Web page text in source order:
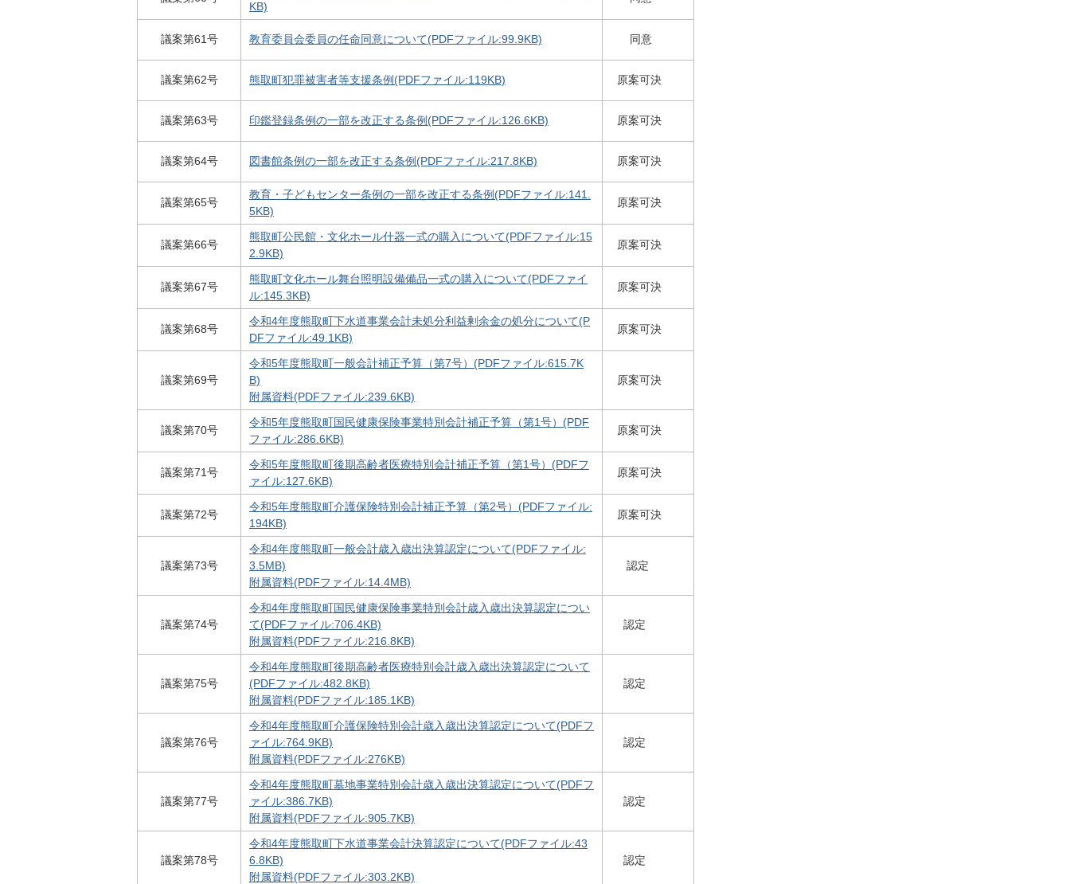
KB)
議案第61号 教育委員会委員の任命同意について(PDFファイル:99.9KB) 同意
議案第62号 熊取町犯罪被害者等支援条例(PDFファイル:119KB) 原案可決
議案第63号 印鑑登録条例の一部を改正する条例(PDFファイル:126.6KB) 原案可決
議案第64号 図書館条例の一部を改正する条例(PDFファイル:217.8KB) 原案可決
議案第65号
教育・子どもセンター条例の一部を改正する条例(PDFファイル:141.
5KB)
原案可決
議案第66号
熊取町公民館・文化ホール什器一式の購入について(PDFファイル:15
2.9KB)
原案可決
議案第67号
熊取町文化ホール舞台照明設備備品一式の購入について(PDFファイ
ル:145.3KB)
原案可決
議案第68号
令和4年度熊取町下水道事業会計未処分利益剰余金の処分について(P
DFファイル:49.1KB)
原案可決
議案第69号
令和5年度熊取町一般会計補正予算（第7号）(PDFファイル:615.7K
B)
附属資料(PDFファイル:239.6KB)
原案可決
議案第70号
令和5年度熊取町国民健康保険事業特別会計補正予算（第1号）(PDF
ファイル:286.6KB)
原案可決
議案第71号
令和5年度熊取町後期高齢者医療特別会計補正予算（第1号）(PDFフ
ァイル:127.6KB)
原案可決
議案第72号
令和5年度熊取町介護保険特別会計補正予算（第2号）(PDFファイル:
194KB)
原案可決
議案第73号
令和4年度熊取町一般会計歳入歳出決算認定について(PDFファイル:
3.5MB)
附属資料(PDFファイル:14.4MB)
認定
議案第74号
令和4年度熊取町国民健康保険事業特別会計歳入歳出決算認定につい
て(PDFファイル:706.4KB)
附属資料(PDFファイル:216.8KB)
認定
議案第75号
令和4年度熊取町後期高齢者医療特別会計歳入歳出決算認定について
(PDFファイル:482.8KB)
附属資料(PDFファイル:185.1KB)
認定
議案第76号
令和4年度熊取町介護保険特別会計歳入歳出決算認定について(PDFフ
ァイル:764.9KB)
附属資料(PDFファイル:276KB)
認定
議案第77号
令和4年度熊取町墓地事業特別会計歳入歳出決算認定について(PDFフ
ァイル:386.7KB)
附属資料(PDFファイル:905.7KB)
認定
議案第78号
令和4年度熊取町下水道事業会計決算認定について(PDFファイル:43
6.8KB)
附属資料(PDFファイル:303.2KB)
認定